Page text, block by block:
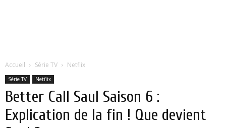
Accueil Série TV Netflix
Série TV Netflix
Better Call Saul Saison 6 :
Explication de la fin ! Que devient